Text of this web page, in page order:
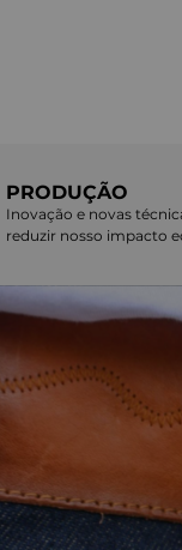
PRODUÇÃO
Inovação e novas
reduzir nosso impacto